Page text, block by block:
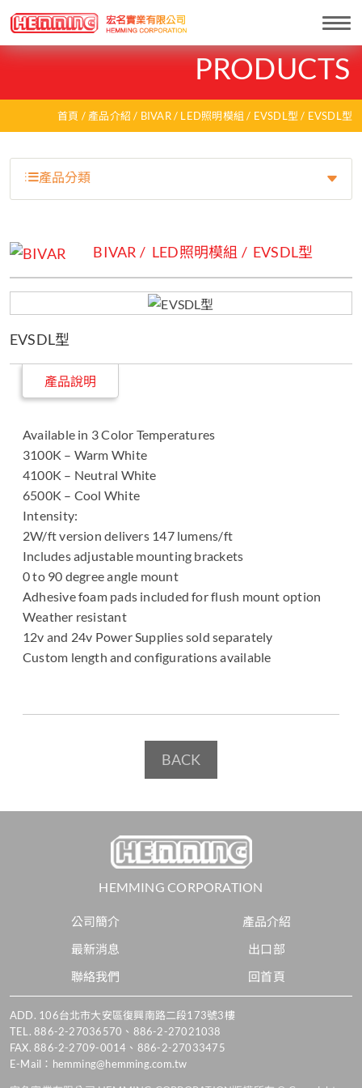
PRODUCTS
首頁 產品介紹 BIVAR LED照明模組 EVSDL型 EVSDL型
產品分類
BIVAR LED照明模組 EVSDL型
EVSDL型
產品說明
Available in 3 Color Temperatures
3100K – Warm White
4100K – Neutral White
6500K – Cool White
Intensity:
2W/ft version delivers 147 lumens/ft
Includes adjustable mounting brackets
0 to 90 degree angle mount
Adhesive foam pads included for flush mount option
Weather resistant
12v and 24v Power Supplies sold separately
Custom length and configurations available
BACK
HEMMING CORPORATION
公司簡介
產品介紹
最新消息
出口部
聯絡我們
回首頁
ADD. 106台北市大安區復興南路二段173號3樓
TEL.886-2-27036570 、 886-2-27021038
FAX. 886-2-2709-0014、886-2-27033475
E-Mail： hemming@hemming.com.tw